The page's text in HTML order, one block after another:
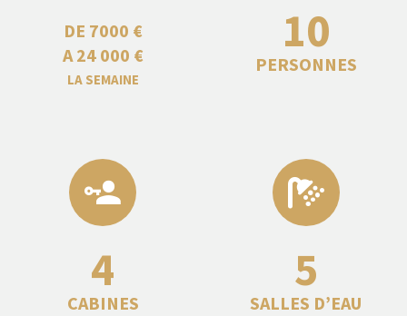
DE 7000 €
A 24 000 €
LA SEMAINE
10
PERSONNES
4
CABINES
5
SALLES D’EAU